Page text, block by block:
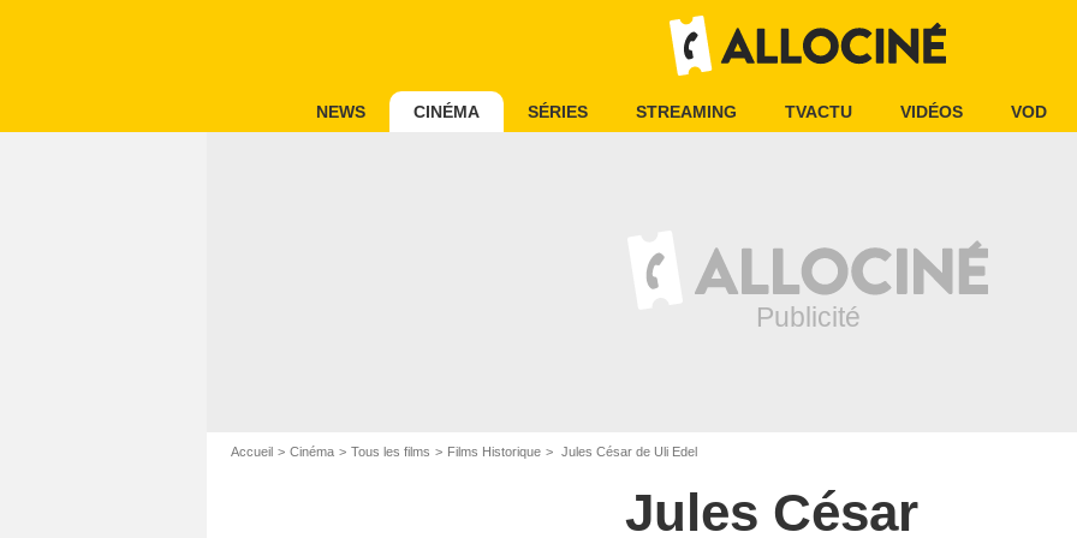
NEWS CINÉMA SÉRIES STREAMING TVACTU VIDÉOS VOD
Accueil Cinéma Tous les films Films Historique Jules César de Uli Edel
Jules César